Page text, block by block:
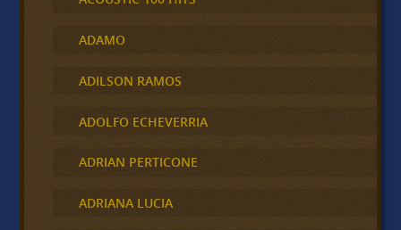
ADAMO
ADILSON RAMOS
ADOLFO ECHEVERRIA
ADRIAN PERTICONE
ADRIANA LUCIA